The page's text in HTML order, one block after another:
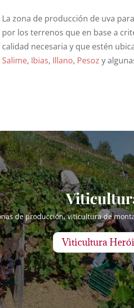
La zona de producción de uva
por los terrenos que en base a
calidad necesaria y que estén
Salime, Ibias, Illano, Pesoz y
de producción, viticultura de
Viticultura